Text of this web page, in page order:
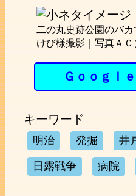
二の丸史跡公園のバ
けび様撮影｜写真ＡＣ
Ｇｏｏｇｌ
キーワード
明治 発掘 井
日露戦争 病院